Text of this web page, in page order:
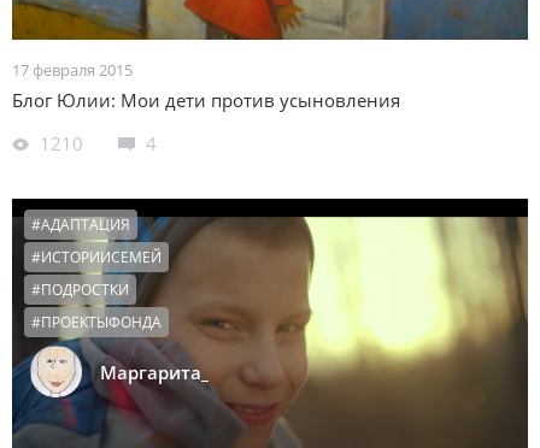
17 февраля 2015
Блог Юлии: Мои дети против усыновления
1210
4
Маргарита_
#АДАПТАЦИЯ
#ИСТОРИИСЕМЕЙ
#ПОДРОСТКИ
#ПРОЕКТЫФОНДА